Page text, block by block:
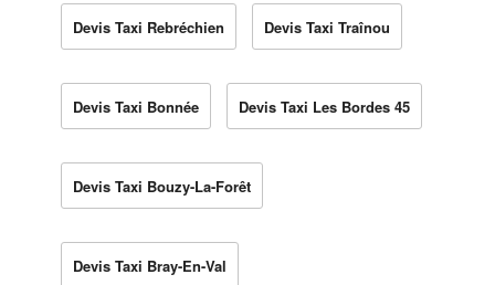
Devis Taxi Rebréchien Devis Taxi Traînou
Devis Taxi Bonnée Devis Taxi Les Bordes 45
Devis Taxi Bouzy-La-Forêt
Devis Taxi Bray-En-Val